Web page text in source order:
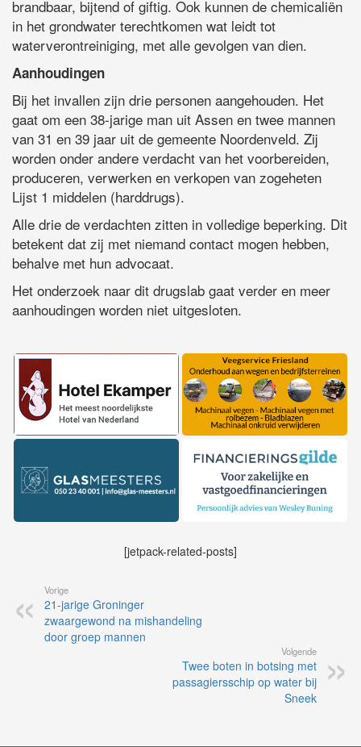
brandbaar, bijtend of giftig. Ook kunnen de chemicaliën
in het grondwater terechtkomen wat leidt tot
waterverontreiniging, met alle gevolgen van dien.
Aanhoudingen
Bij het invallen zijn drie personen aangehouden. Het
gaat om een 38-jarige man uit Assen en twee mannen
van 31 en 39 jaar uit de gemeente Noordenveld. Zij
worden onder andere verdacht van het voorbereiden,
produceren, verwerken en verkopen van zogeheten
Lijst 1 middelen (harddrugs).
Alle drie de verdachten zitten in volledige beperking. Dit
betekent dat zij met niemand contact mogen hebben,
behalve met hun advocaat.
Het onderzoek naar dit drugslab gaat verder en meer
aanhoudingen worden niet uitgesloten.
[jetpack-related-posts]
Vorige
21-jarige Groninger
zwaargewond na mishandeling
door groep mannen
Volgende
Twee boten in botsing met
passagiersschip op water bij
Sneek